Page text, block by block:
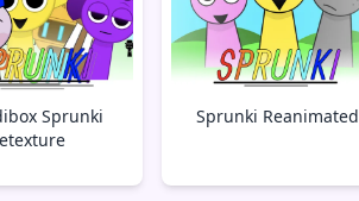
Sprunki
Sprunki Reanimated